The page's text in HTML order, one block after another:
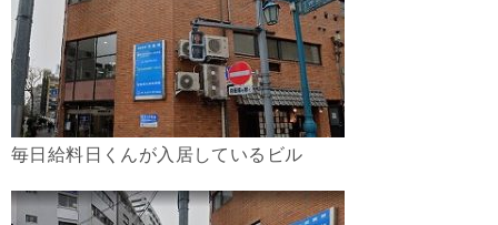
毎日給料日くんが入居しているビル